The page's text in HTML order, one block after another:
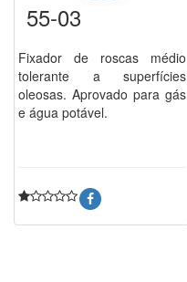
55-03
Fixador de roscas médio
tolerante a superfícies
oleosas. Aprovado para gás
e água potável.